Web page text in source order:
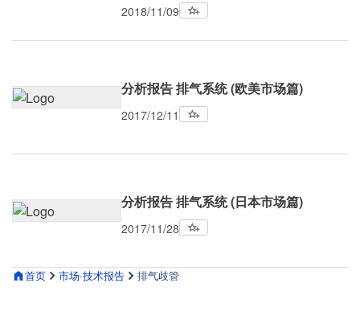
首页 市场·技术报告 排气歧管
2018/11/09
分析报告 排气系统 (欧美市场篇)
2017/12/11
分析报告 排气系统 (日本市场篇)
2017/11/28